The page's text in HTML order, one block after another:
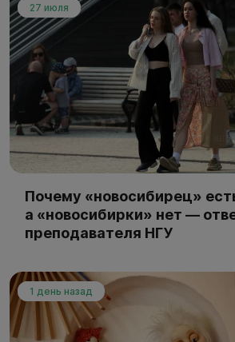
27 июля
Почему «новосибирец»
а «новосибирки» нет —
преподавателя НГУ
1 день назад